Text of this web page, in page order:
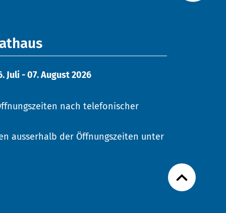
Juli - 07. August 2026
nach telefonischer
ausserhalb der Öffnungszeiten unter